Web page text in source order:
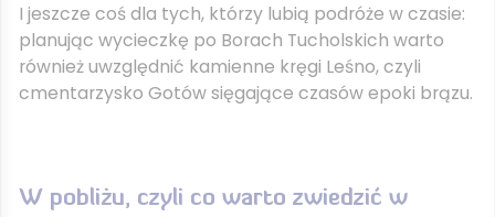
I jeszcze coś dla tych, którzy lubią podróże w czasie:
planując wycieczkę po Borach Tucholskich warto
również uwzględnić kamienne kręgi Leśno, czyli
cmentarzysko Gotów sięgające czasów epoki brązu.
W pobliżu, czyli co warto zwiedzić w